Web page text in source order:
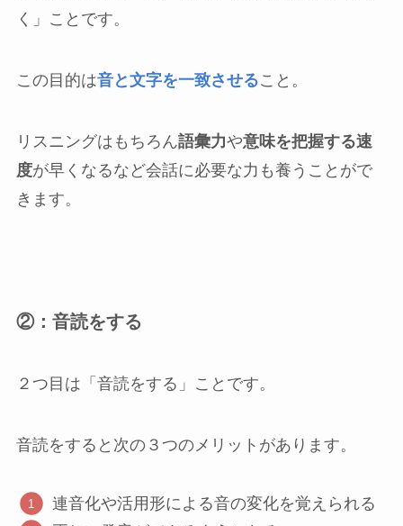
く」ことです。
この目的は音と文字を一致させること。
リスニングはもちろん語彙力や意味を把握する速
度が早くなるなど会話に必要な力も養うことがで
きます。
②：音読をする
２つ目は「音読をする」ことです。
音読をすると次の３つのメリットがあります。
連音化や活用形による音の変化を覚えられる